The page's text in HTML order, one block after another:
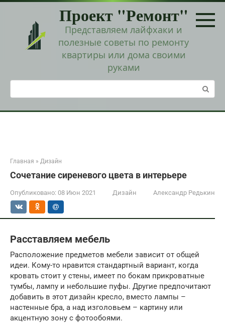
Перейти
Проект "Ремонт"
Представляем лайфхаки и
полезные советы по ремонту
квартиры или дома своими
руками
Поиск:
Главная » Дизайн
Сочетание сиреневого цвета в интерьере
Опубликовано: 08 Июн 2021 Дизайн Александр Редькин
Расставляем мебель
Расположение предметов мебели зависит от общей
идеи. Кому-то нравится стандартный вариант, когда
кровать стоит у стены, имеет по бокам прикроватные
тумбы, лампу и небольшие пуфы. Другие предпочитают
добавить в этот дизайн кресло, вместо лампы –
настенные бра, а над изголовьем – картину или
акцентную зону с фотообоями.